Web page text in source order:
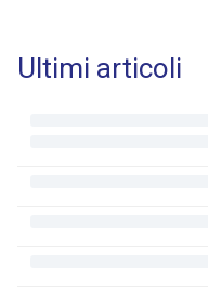
Ultimi articoli